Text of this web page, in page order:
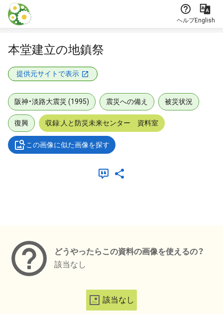
本文に飛ぶ
ヘルプEnglish
本堂建立の地鎮祭
提供元サイトで表示
阪神・淡路大震災 (1995) 震災への備え 被災状況
復興 収録:人と防災未来センター 資料室
この画像に似た画像を探す
どうやったらこの資料の画像を使えるの？
該当なし
該当なし